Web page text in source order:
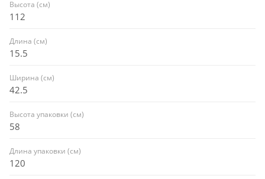
Высота (см)
112
Длина (см)
15.5
Ширина (см)
42.5
Высота упаковки (см)
58
Длина упаковки (см)
120